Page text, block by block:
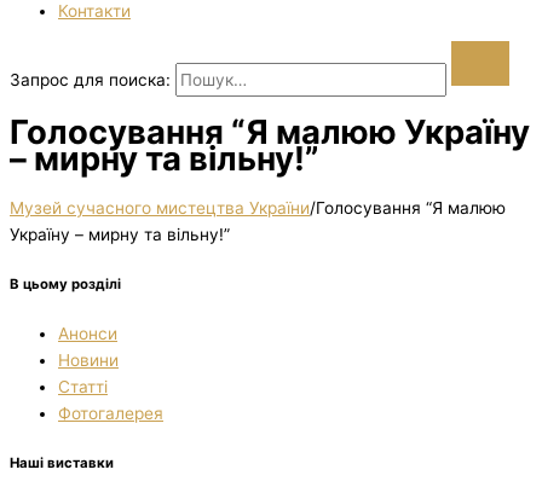
Контакти
Запрос для поиска:
Голосування “Я малюю Україну
– мирну та вільну!”
Музей сучасного мистецтва України/Голосування “Я малюю
Україну – мирну та вільну!”
В цьому розділі
Анонси
Новини
Статті
Фотогалерея
Наші виставки